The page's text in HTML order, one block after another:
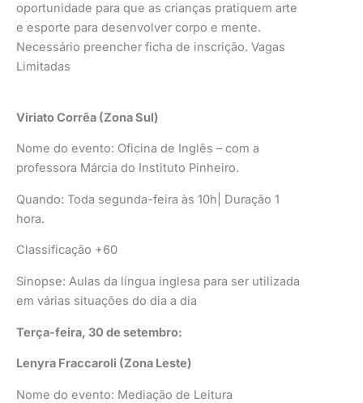
oportunidade para que as crianças pratiquem arte
e esporte para desenvolver corpo e mente.
Necessário preencher ficha de inscrição. Vagas
Limitadas
Viriato Corrêa (Zona Sul)
Nome do evento: Oficina de Inglês – com a
professora Márcia do Instituto Pinheiro.
Quando: Toda segunda-feira às 10h| Duração 1
hora.
Classificação +60
Sinopse: Aulas da língua inglesa para ser utilizada
em várias situações do dia a dia
Terça-feira, 30 de setembro:
Lenyra Fraccaroli (Zona Leste)
Nome do evento: Mediação de Leitura